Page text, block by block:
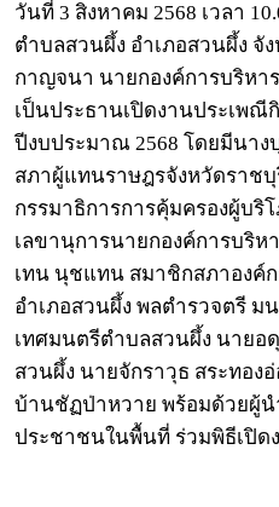
วันที่ 3 สิงหาคม 2568 เวลา
ตำบลสวนผึ้ง อำเภอสวนผึ้ง
กาญจนา นายกองค์การบริหา
เป็นประธานเปิดงานประเพณี
ปีงบประมาณ 2568 โดยมีนา
สภาผู้แทนราษฎรจังหวัดราช
กรรมาธิการการคุ้มครองผู้บริ
เลขานุการนายกองค์การบริ
เทน นุชแทน สมาชิกสภาองค์
อำเภอสวนผึ้ง พลตำรวจตรี ม
เทศมนตรีตำบลสวนผึ้ง นายอ
สวนผึ้ง นายจักราวุธ สระทอง
บ้านชัฏป่าหวาย พร้อมด้วยผู้น
ประชาชนในพื้นที่ ร่วมพิธีเปิด